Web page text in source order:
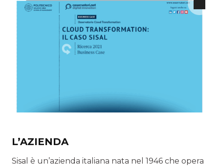
L’AZIENDA
Sisal è un’azienda italiana nata nel 1946 che opera